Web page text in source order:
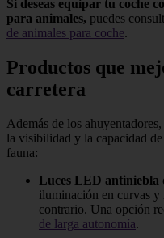
Si deseas equipar tu coche
para animales, puedes
de animales para coche.
Productos que
carretera
Además de los
la visibilidad y la capacidad
fauna:
Luces LED antiniebla
iluminación en curvas y
contrario. Una opción
de larga autonomía.